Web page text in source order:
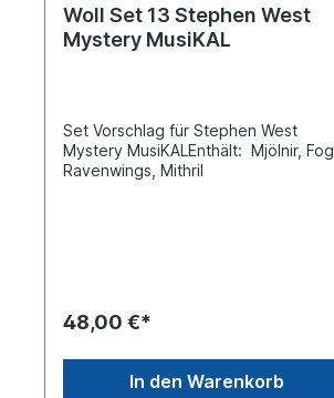
Woll Set 13 Stephen West
Mystery MusiKAL
Set Vorschlag für Stephen West
Mystery MusiKALEnthält: Mjölnir, Fog,
Ravenwings, Mithril
48,00 €*
In den Warenkorb